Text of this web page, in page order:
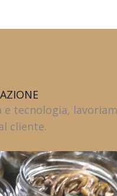
e tecnologia,
cliente.